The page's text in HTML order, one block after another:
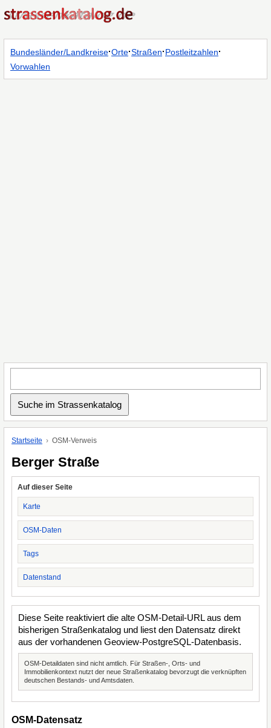
Bundesländer/Landkreise·Orte·Straßen·Postleitzahlen·
Vorwahlen
Startseite OSM-Verweis
Berger Straße
Auf dieser Seite
Karte
OSM-Daten
Tags
Datenstand
Diese Seite reaktiviert die alte OSM-Detail-URL aus dem
bisherigen Straßenkatalog und liest den Datensatz direkt
aus der vorhandenen Geoview-PostgreSQL-Datenbasis.
OSM-Detaildaten sind nicht amtlich. Für Straßen-, Orts- und
Immobilienkontext nutzt der neue Straßenkatalog bevorzugt die verknüpften
deutschen Bestands- und Amtsdaten.
OSM-Datensatz